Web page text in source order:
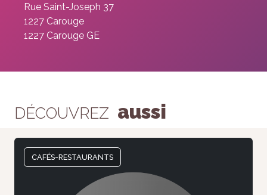
Rue Saint-Joseph 37
1227 Carouge
1227 Carouge GE
DÉCOUVREZ aussi
CAFÉS-RESTAURANTS